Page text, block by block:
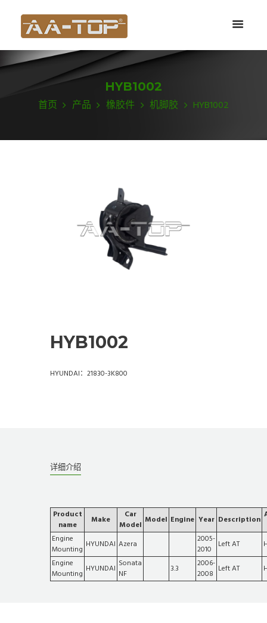
HYB1002
首页 产品 橡胶件 机脚胶 HYB1002
HYB1002
HYUNDAI：21830-3K800
详细介绍
Product
name
Make
Car
Model Model Engine Year Description
Engine
Mounting HYUNDAI Azera
2005-
2010
Left AT
Engine
Mounting HYUNDAI Sonata
NF
3.3
2006-
2008 Left AT